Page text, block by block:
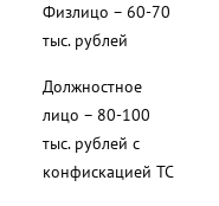
Физлицо – 60-70
тыс. рублей
Должностное
лицо – 80-100
тыс. рублей с
конфискацией ТС